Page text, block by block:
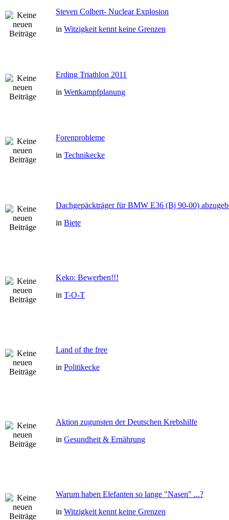
Steven Colbert- Nuclear Explosion
in Witzigkeit kennt keine Grenzen
Erding Triathlon 2011
in Wettkampfplanung
Forenprobleme
in Technikecke
Dachgepäckträger für BMW E36 (Bj 90-00)
in Biete
Keko: Bewerben!!!
in T-O-T
Land of the free
in Politikecke
Aktion zugunsten der Deutschen Krebshilfe
in Gesundheit & Ernährung
Warum haben Elefanten so lange "Nasen" ...?
in Witzigkeit kennt keine Grenzen